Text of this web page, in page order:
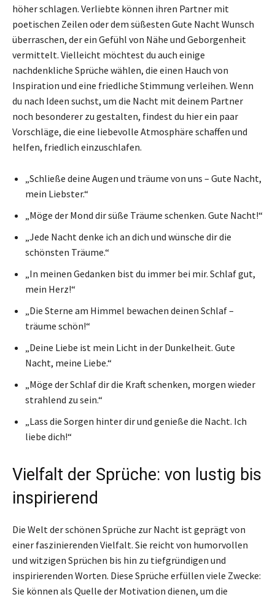
höher schlagen. Verliebte können ihren Partner mit
poetischen Zeilen oder dem süßesten Gute Nacht Wunsch
überraschen, der ein Gefühl von Nähe und Geborgenheit
vermittelt. Vielleicht möchtest du auch einige
nachdenkliche Sprüche wählen, die einen Hauch von
Inspiration und eine friedliche Stimmung verleihen. Wenn
du nach Ideen suchst, um die Nacht mit deinem Partner
noch besonderer zu gestalten, findest du hier ein paar
Vorschläge, die eine liebevolle Atmosphäre schaffen und
helfen, friedlich einzuschlafen.
„Schließe deine Augen und träume von uns – Gute Nacht,
mein Liebster.“
„Möge der Mond dir süße Träume schenken. Gute Nacht!“
„Jede Nacht denke ich an dich und wünsche dir die
schönsten Träume.“
„In meinen Gedanken bist du immer bei mir. Schlaf gut,
mein Herz!“
„Die Sterne am Himmel bewachen deinen Schlaf –
träume schön!“
„Deine Liebe ist mein Licht in der Dunkelheit. Gute
Nacht, meine Liebe.“
„Möge der Schlaf dir die Kraft schenken, morgen wieder
strahlend zu sein.“
„Lass die Sorgen hinter dir und genieße die Nacht. Ich
liebe dich!“
Vielfalt der Sprüche: von lustig bis
inspirierend
Die Welt der schönen Sprüche zur Nacht ist geprägt von
einer faszinierenden Vielfalt. Sie reicht von humorvollen
und witzigen Sprüchen bis hin zu tiefgründigen und
inspirierenden Worten. Diese Sprüche erfüllen viele Zwecke:
Sie können als Quelle der Motivation dienen, um die